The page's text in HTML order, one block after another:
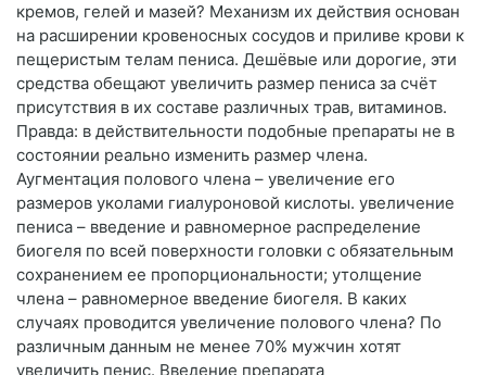
кремов, гелей и мазей? Механизм их действия основан
на расширении кровеносных сосудов и приливе крови к
пещеристым телам пениса. Дешёвые или дорогие, эти
средства обещают увеличить размер пениса за счёт
присутствия в их составе различных трав, витаминов.
Правда: в действительности подобные препараты не в
состоянии реально изменить размер члена.
Аугментация полового члена – увеличение его
размеров уколами гиалуроновой кислоты. увеличение
пениса – введение и равномерное распределение
биогеля по всей поверхности головки с обязательным
сохранением ее пропорциональности; утолщение
члена – равномерное введение биогеля. В каких
случаях проводится увеличение полового члена? По
различным данным не менее 70% мужчин хотят
увеличить пенис. Введение препарата